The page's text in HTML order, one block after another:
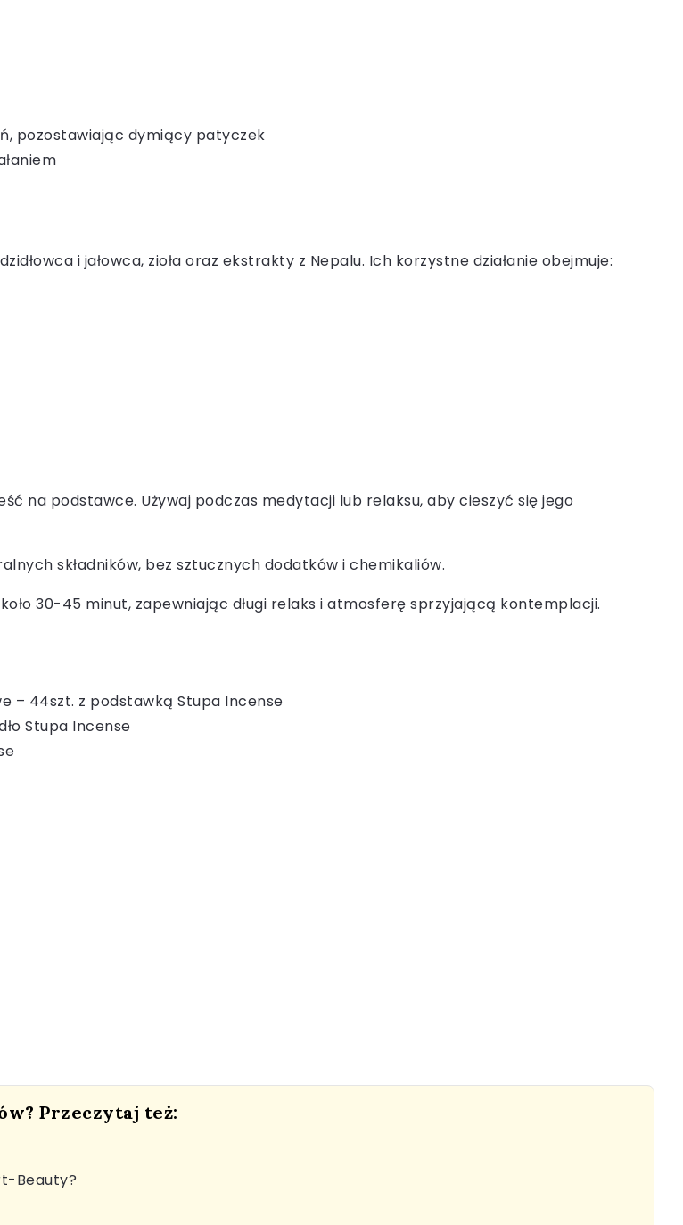
pozostawiając dymiący patyczek
i jałowca, zioła oraz ekstrakty z Nepalu. Ich korzystne działanie obejmuje:
na podstawce. Używaj podczas medytacji lub relaksu, aby cieszyć się jego
składników, bez sztucznych dodatków i chemikaliów.
30-45 minut, zapewniając długi relaks i atmosferę sprzyjającą kontemplacji.
– 44szt. z podstawką Stupa Incense
Stupa Incense
Przeczytaj też:
Beauty?